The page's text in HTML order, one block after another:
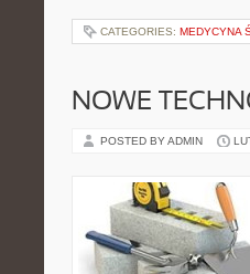
CATEGORIES: MEDYCYNA
NOWE
POSTED BY ADMIN